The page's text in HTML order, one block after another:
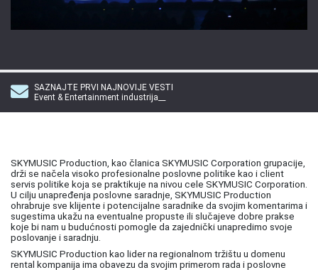
SAZNAJTE PRVI NAJNOVIJE VESTI
Event & Entertainment industrija__
SKYMUSIC Production, kao članica SKYMUSIC Corporation grupacije,
drži se načela visoko profesionalne poslovne politike kao i client
servis politike koja se praktikuje na nivou cele SKYMUSIC Corporation.
U cilju unapređenja poslovne saradnje, SKYMUSIC Production
ohrabruje sve klijente i potencijalne saradnike da svojim komentarima i
sugestima ukažu na eventualne propuste ili slučajeve dobre prakse
koje bi nam u budućnosti pomogle da zajednički unapredimo svoje
poslovanje i saradnju.
SKYMUSIC Production kao lider na regionalnom tržištu u domenu
rental kompanija ima obavezu da svojim primerom rada i poslovne